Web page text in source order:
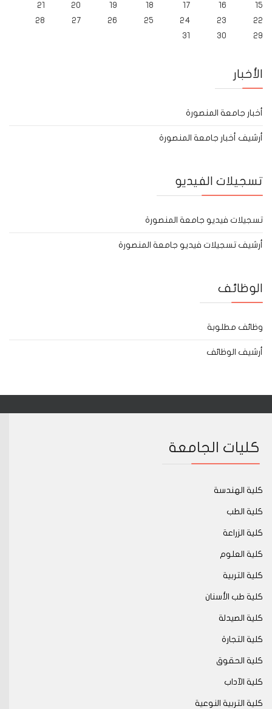
15
16
17
18
19
20
21
22
23
24
25
26
27
28
29
30
31
الأخبار
أخبار جامعة المنصورة
أرشيف أخبار جامعة المنصورة
تسجيلات الفيديو
تسجيلات فيديو جامعة المنصورة
أرشيف تسجيلات فيديو جامعة المنصورة
الوظائف
وظائف مطلوبة
أرشيف الوظائف
كليات الجامعة
كلية الهندسة
كلية الطب
كلية الزراعة
كلية العلوم
كلية التربية
كلية طب الأسنان
كلية الصيدلة
كلية التجارة
كلية الحقوق
كلية الآداب
كلية التربية النوعية